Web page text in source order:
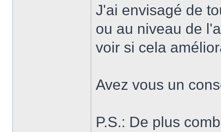
J'ai envisagé de
ou au niveau de
voir si cela
Avez vous un
P.S.: De plus